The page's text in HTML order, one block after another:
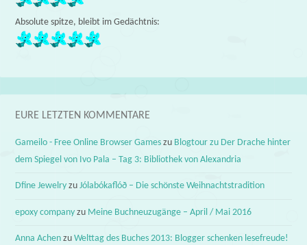
Absolute spitze, bleibt im Gedächtnis:
EURE LETZTEN KOMMENTARE
Gameilo - Free Online Browser Games zu Blogtour zu Der Drache hinter
dem Spiegel von Ivo Pala – Tag 3: Bibliothek von Alexandria
Dfine Jewelry zuJólabókaflóð – Die schönste Weihnachtstradition
epoxy company zu Meine Buchneuzugänge – April / Mai 2016
Anna Achen zuWelttag des Buches 2013: Blogger schenken lesefreude!